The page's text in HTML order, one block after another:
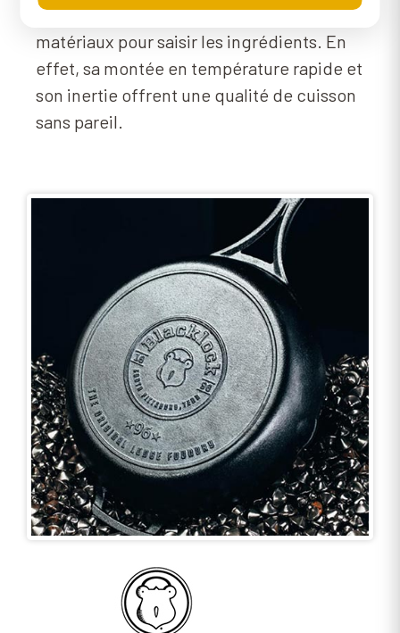
professionnels comme l'un des meilleurs
matériaux pour saisir les ingrédients. En
effet, sa montée en température rapide et
son inertie offrent une qualité de cuisson
sans pareil.